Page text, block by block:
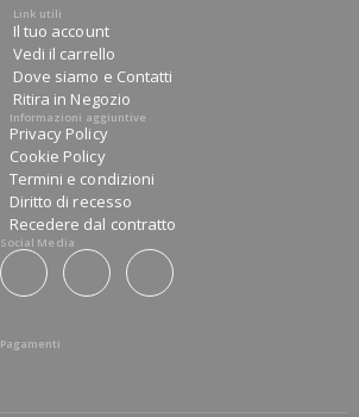
Link utili
Il tuo account
Vedi il carrello
Dove siamo e Contatti
Ritira in Negozio
Informazioni aggiuntive
Privacy Policy
Cookie Policy
Termini e condizioni
Diritto di recesso
Recedere dal contratto
Social Media
Pagamenti